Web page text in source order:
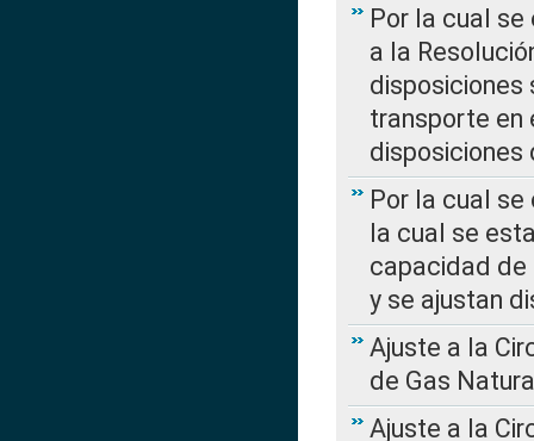
Por la cual se
a la
disposiciones
transporte en
disposiciones
Por la cual se
la cual se
capacidad de
y se ajustan
Ajuste a la
de Gas
Ajuste a la